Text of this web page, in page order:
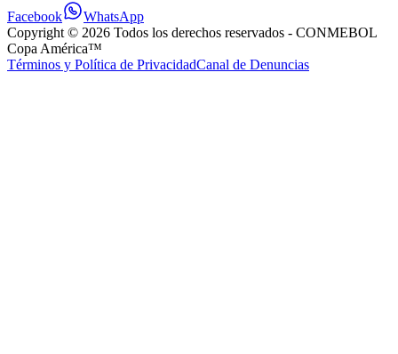
Facebook
WhatsApp
Copyright © 2026 Todos los derechos reservados - CONMEBOL
Copa América™
Términos y Política de PrivacidadCanal de Denuncias